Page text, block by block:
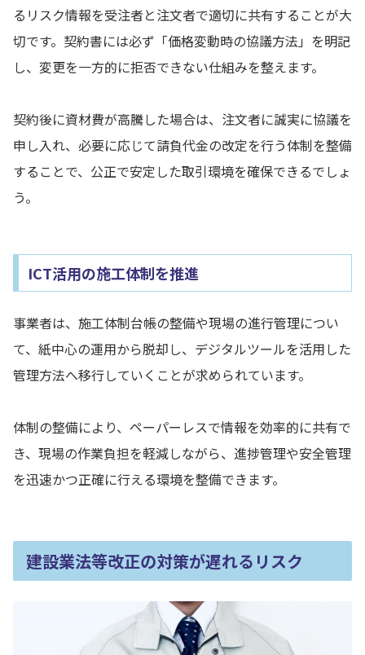
るリスク情報を受注者と注文者で適切に共有することが大
切です。契約書には必ず「価格変動時の協議方法」を明記
し、変更を一方的に拒否できない仕組みを整えます。
契約後に資材費が高騰した場合は、注文者に誠実に協議を
申し入れ、必要に応じて請負代金の改定を行う体制を整備
することで、公正で安定した取引環境を確保できるでしょ
う。
ICT活用の施工体制を推進
事業者は、施工体制台帳の整備や現場の進行管理につい
て、紙中心の運用から脱却し、デジタルツールを活用した
管理方法へ移行していくことが求められています。
体制の整備により、ペーパーレスで情報を効率的に共有で
き、現場の作業負担を軽減しながら、進捗管理や安全管理
を迅速かつ正確に行える環境を整備できます。
建設業法等改正の対策が遅れるリスク